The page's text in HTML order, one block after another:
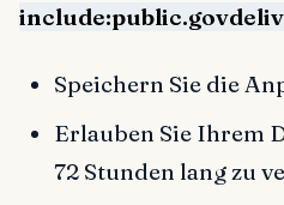
Speichern Sie die
Erlauben Sie Ihrem
72 Stunden lang zu